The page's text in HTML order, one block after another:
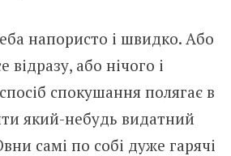
напористо і швидко. Або
відразу, або нічого і
спокушання полягає в
який-небудь видатний
самі по собі дуже гарячі